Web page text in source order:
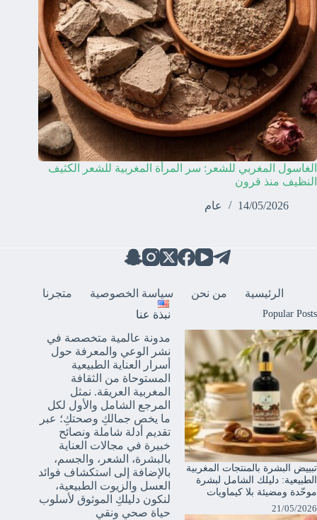
الغاسول المغربي للشعر: سر المرأة المغربية للشعر الكثيف
النظيف منذ قرون
14/05/2026
عام
الرئيسية من نحن سياسة الخصوصية متجرنا
Popular Posts
تبييض البشرة بالمنتجات المغربية
الطبيعية: دليلك الشامل لبشرة
موحّدة ومضيئة بلا كيماويات
21/05/2026
نبذة عنا
مدونة عالمية متخصصة في
نشر الوعي والمعرفة حول
أسرار العناية الطبيعية
المستوحاة من الثقافة
المغربية العريقة. نمثل
المرجع الشامل والأول لكل
ما يخص جمالكِ وصحتكِ؛ عبر
تقديم أدلة شاملة ونصائح
خبيرة في مجالات العناية
بالبشرة، الشعر، والجسم،
بالإضافة إلى استكشاف فوائد
العسل والزيوت الطبيعية،
لنكون دليلكِ الموثوق لأسلوب
حياة صحي ونقي